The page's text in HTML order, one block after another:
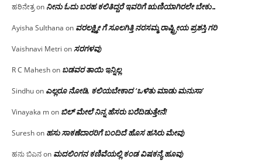
ಹರಿನೇತ್ರon ನೀನು ಓದು ಬರಹ ಕಲಿತಿದ್ದರೆ ಇವರಿಗೆ ಋಣಿಯಾಗಿರಲೇ ಬೇಕು…
Ayisha Sulthana on ವರಲಕ್ಷ್ಮೀ ಗೆ ಸೂಲಗಿತ್ತಿ ನರಸಮ್ಮ‌ ರಾಷ್ಟ್ರೀಯ ಪ್ರಶಸ್ತಿ ಗರಿ
Vaishnavi Metri on ಸರಗಳವು
R C Maheshon ಬಡವರ ತಾಯಿ ಇನ್ನಿಲ್ಲ
Sindhuon ಎಲ್ಲರೂ ನೋಡಿ, ಕಲಿಯಬೇಕಾದ ‘ಒಳಿತು ಮಾಡು ಮನುಸಾ’
Vinayaka mon ಬಿಲ್ ಮೇಲೆ ನಿನ್ನ ಹೆಸರು ಬರೆದಿಡುತ್ತೇನೆ!
Sureshon ಹಸು ಸಾಕಣೆದಾರರಿಗೆ ಬಂದಿದೆ ಹೊಸ ಹಸಿರು ಮೇವು
ಹನು ಬಿಎನon ಮದಲಿಂಗನ ಕಣಿವೆಯಲ್ಲಿ ಕಂಡ ವಿಷಕನ್ಯೆ ಹೂವು